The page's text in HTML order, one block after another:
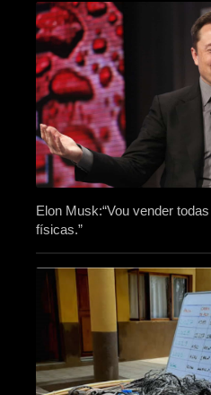
Elon Musk:“Vou vender
físicas.”